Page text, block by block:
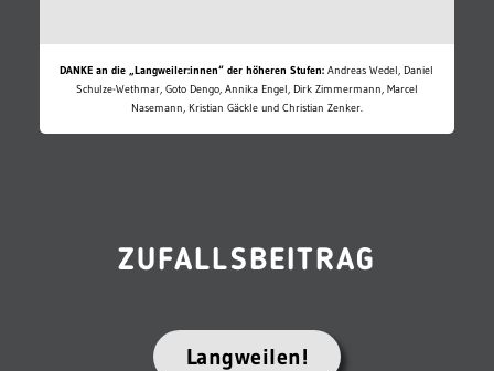
DANKE an die „Langweiler:innen“ der höheren Stufen: Andreas Wedel, Daniel
Schulze-Wethmar, Goto Dengo, Annika Engel, Dirk Zimmermann, Marcel
Nasemann, Kristian Gäckle und Christian Zenker.
ZUFALLSBEITRAG
Langweilen!